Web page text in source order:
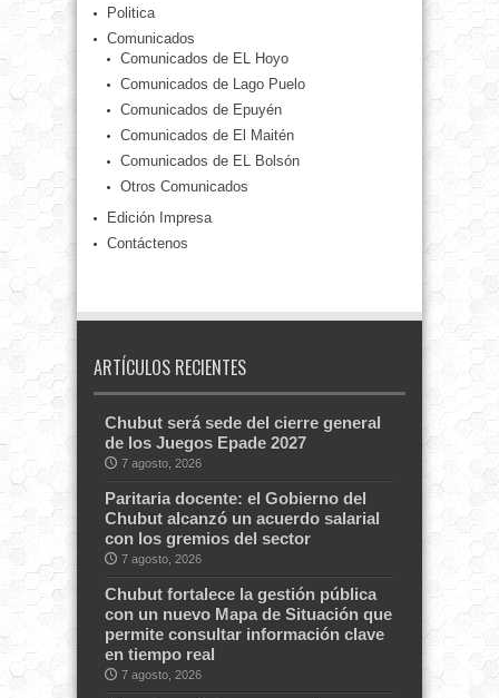
Politica
Comunicados
Comunicados de EL Hoyo
Comunicados de Lago Puelo
Comunicados de Epuyén
Comunicados de El Maitén
Comunicados de EL Bolsón
Otros Comunicados
Edición Impresa
Contáctenos
ARTÍCULOS RECIENTES
Chubut será sede del cierre general
de los Juegos Epade 2027
7 agosto, 2026
Paritaria docente: el Gobierno del
Chubut alcanzó un acuerdo salarial
con los gremios del sector
7 agosto, 2026
Chubut fortalece la gestión pública
con un nuevo Mapa de Situación que
permite consultar información clave
en tiempo real
7 agosto, 2026